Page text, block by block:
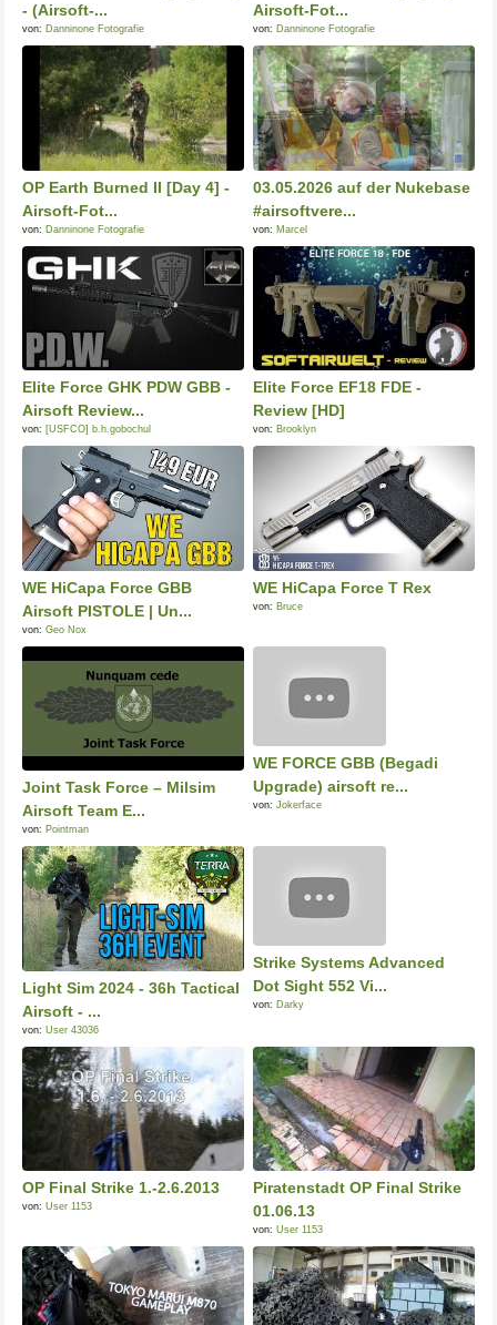
- (Airsoft-...
von: Danninone Fotografie
Airsoft-Fot...
von: Danninone Fotografie
OP Earth Burned II [Day 4] -
Airsoft-Fot...
von: Danninone Fotografie
03.05.2026 auf der Nukebase
#airsoftvere...
von: Marcel
Elite Force GHK PDW GBB -
Airsoft Review...
von: [USFCO] b.h.gobochul
Elite Force EF18 FDE -
Review [HD]
von: Brooklyn
WE HiCapa Force GBB
Airsoft PISTOLE | Un...
von: Geo Nox
WE HiCapa Force T Rex
von: Bruce
Joint Task Force – Milsim
Airsoft Team E...
von: Pointman
WE FORCE GBB (Begadi
Upgrade) airsoft re...
von: Jokerface
Light Sim 2024 - 36h Tactical
Airsoft - ...
von: User 43036
Strike Systems Advanced
Dot Sight 552 Vi...
von: Darky
OP Final Strike 1.-2.6.2013
von: User 1153
Piratenstadt OP Final Strike
01.06.13
von: User 1153